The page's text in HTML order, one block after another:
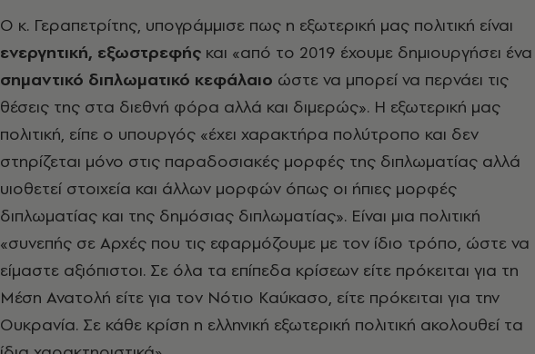
Ο κ. Γεραπετρίτης, υπογράμμισε πως η εξωτερική μας πολιτική είναι
ενεργητική, εξωστρεφής και «από το 2019 έχουμε δημιουργήσει ένα
σημαντικό διπλωματικό κεφάλαιο ώστε να μπορεί να περνάει τις
θέσεις της στα διεθνή φόρα αλλά και διμερώς». Η εξωτερική μας
πολιτική, είπε ο υπουργός «έχει χαρακτήρα πολύτροπο και δεν
στηρίζεται μόνο στις παραδοσιακές μορφές της διπλωματίας αλλά
υιοθετεί στοιχεία και άλλων μορφών όπως οι ήπιες μορφές
διπλωματίας και της δημόσιας διπλωματίας». Είναι μια πολιτική
«συνεπής σε Αρχές που τις εφαρμόζουμε με τον ίδιο τρόπο, ώστε να
είμαστε αξιόπιστοι. Σε όλα τα επίπεδα κρίσεων είτε πρόκειται για τη
Μέση Ανατολή είτε για τον Νότιο Καύκασο, είτε πρόκειται για την
Ουκρανία. Σε κάθε κρίση η ελληνική εξωτερική πολιτική ακολουθεί τα